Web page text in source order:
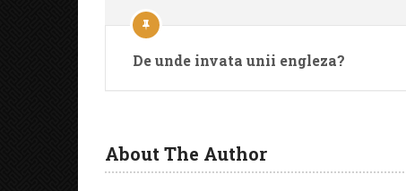
De unde invata unii engleza?
About The Author